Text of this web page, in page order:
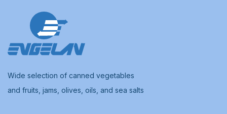
Wide selection of canned vegetables
and fruits, jams, olives, oils, and sea salts